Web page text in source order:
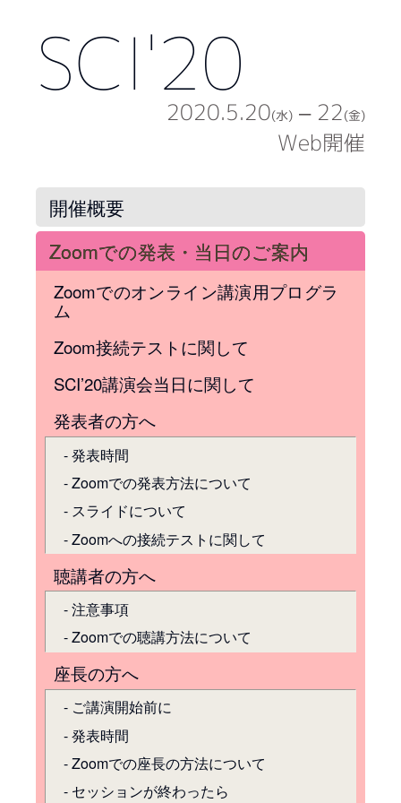
SCI'20
2020.5.20(水) – 22(金)
Web開催
開催概要
Zoomでの発表・当日のご案内
Zoomでのオンライン講演用プログラ
ム
Zoom接続テストに関して
SCI’20講演会当日に関して
発表者の方へ
発表時間
Zoomでの発表方法について
スライドについて
Zoomへの接続テストに関して
聴講者の方へ
注意事項
Zoomでの聴講方法について
座長の方へ
ご講演開始前に
発表時間
Zoomでの座長の方法について
セッションが終わったら